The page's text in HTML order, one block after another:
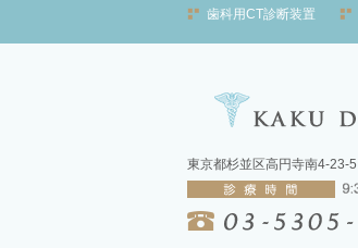
歯科用CT診断装置
東京都杉並区高円寺南4-23-